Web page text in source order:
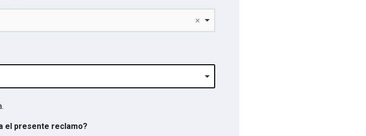
el presente reclamo?